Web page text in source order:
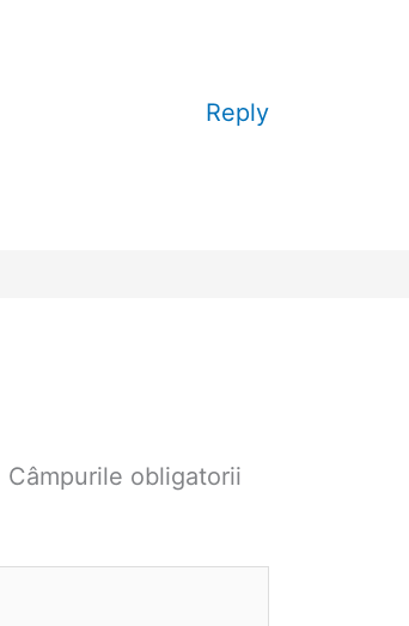
Reply
Câmpurile obligatorii